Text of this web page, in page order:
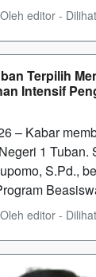
editor -
Terpilih
Intensif
– Kabar
1 Tuban.
S.Pd.,
editor -